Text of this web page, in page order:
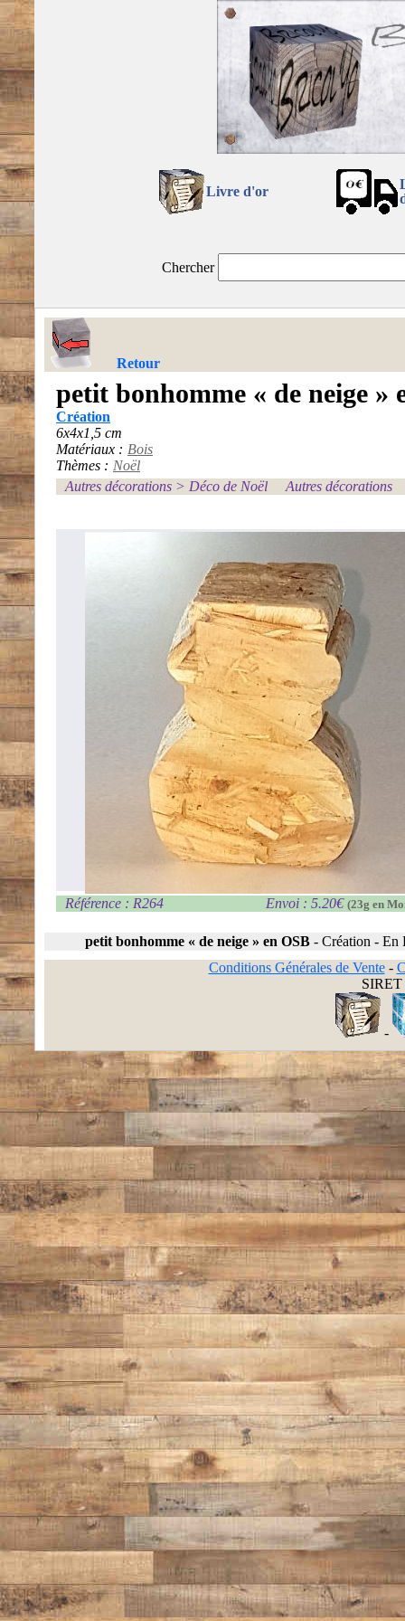
Livre d'or
Chercher
Retour
petit bonhomme « de neige »
Création
6x4x1,5 cm
Matériaux : Bois
Thèmes : Noël
Autres décorations > Déco de Noël Autres décorations
Référence : R264 Envoi : 5.20€ (23g en
petit bonhomme « de neige » en OSB- Création - En
Conditions Générales de Vente-
SIRET
-